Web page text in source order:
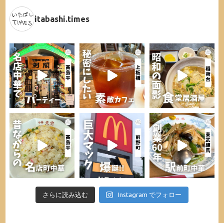
itabashi.times
さらに読み込む Instagram でフォロー